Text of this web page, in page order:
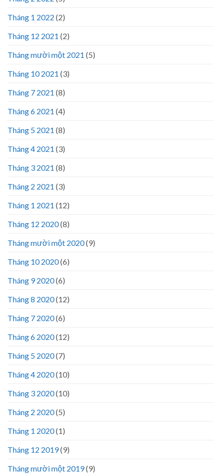
Tháng 1 2022 (2)
Tháng 12 2021 (2)
Tháng mười một 2021 (5)
Tháng 10 2021 (3)
Tháng 7 2021 (8)
Tháng 6 2021 (4)
Tháng 5 2021 (8)
Tháng 4 2021 (3)
Tháng 3 2021 (8)
Tháng 2 2021 (3)
Tháng 1 2021 (12)
Tháng 12 2020(8)
Tháng mười một 2020(9)
Tháng 10 2020(6)
Tháng 9 2020(6)
Tháng 8 2020(12)
Tháng 7 2020(6)
Tháng 6 2020(12)
Tháng 5 2020(7)
Tháng 4 2020(10)
Tháng 3 2020(10)
Tháng 2 2020(5)
Tháng 1 2020(1)
Tháng 12 2019(9)
Tháng mười một 2019(9)